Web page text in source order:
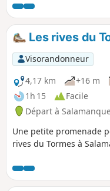
rivière avec des chênes
peupliers et des saules,
traversés par quelques
saisonniers, et une
avec des pins sur le
Les rives du
Visorandonneur
4,17 km
+16 m
1h 15
Facile
Départ à
Une petite promenade
rives du Tormes à